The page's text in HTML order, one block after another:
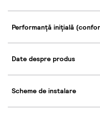
Performanță inițială
Date despre produs
Scheme de instalare